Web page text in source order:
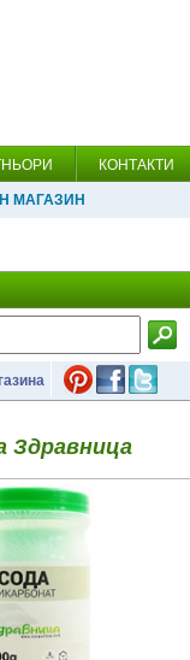
КОНТАКТИ
МАГАЗИН
Здравница